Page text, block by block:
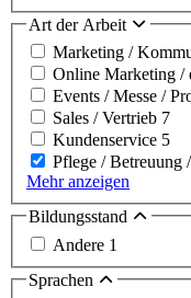
Art der Arbeit
Marketing /
Online Marketing /
Events / Messe /
Sales / Vertrieb 7
Kundenservice 5
Pflege / Betreuung
Mehr anzeigen
Bildungsstand
Andere 1
Sprachen